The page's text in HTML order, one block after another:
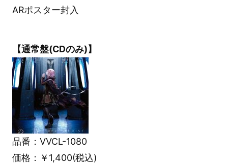
ARポスター封入
【通常盤(CDのみ)】
品番：VVCL-1080
価格：￥1,400(税込)